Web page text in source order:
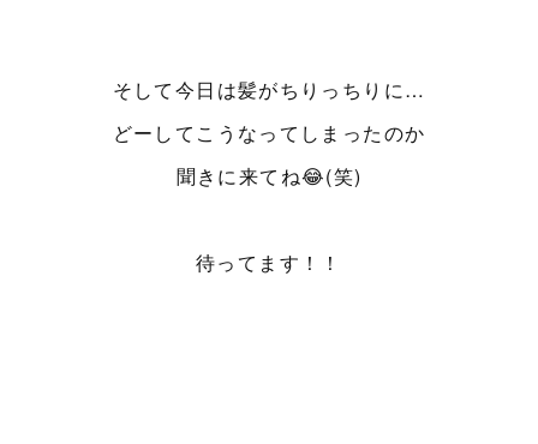
そして今日は髪がちりっちりに…
どーしてこうなってしまったのか
聞きに来てね😂(笑)
待ってます！！